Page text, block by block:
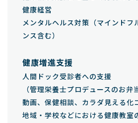
健康経営
メンタルヘルス対策（マインドフ
ンス含む）
健康増進支援
人間ドック受診者への支援
（管理栄養士プロデュースのお弁
動画、保健相談、カラダ見える化
地域・学校などにおける健康教室